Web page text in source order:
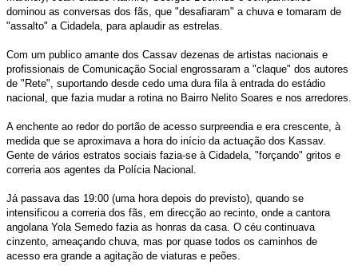
dominou as conversas dos fãs, que "desafiaram" a chuva e tomaram de
"assalto" a Cidadela, para aplaudir as estrelas.
Com um publico amante dos Cassav dezenas de artistas nacionais e
profissionais de Comunicação Social engrossaram a "claque" dos autores
de "Rete", suportando desde cedo uma dura fila à entrada do estádio
nacional, que fazia mudar a rotina no Bairro Nelito Soares e nos arredores.
A enchente ao redor do portão de acesso surpreendia e era crescente, à
medida que se aproximava a hora do início da actuação dos Kassav.
Gente de vários estratos sociais fazia-se à Cidadela, "forçando" gritos e
correria aos agentes da Polícia Nacional.
Já passava das 19:00 (uma hora depois do previsto), quando se
intensificou a correria dos fãs, em direcção ao recinto, onde a cantora
angolana Yola Semedo fazia as honras da casa. O céu continuava
cinzento, ameaçando chuva, mas por quase todos os caminhos de
acesso era grande a agitação de viaturas e peões.